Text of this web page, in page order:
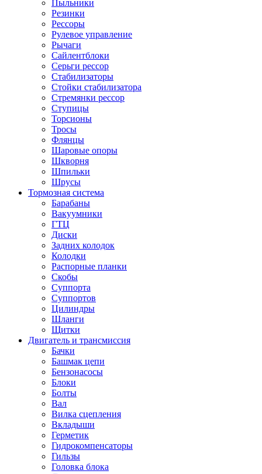
Пыльники
Резинки
Рессоры
Рулевое управление
Рычаги
Сайлентблоки
Серьги рессор
Стабилизаторы
Стойки стабилизатора
Стремянки рессор
Ступицы
Торсионы
Тросы
Флянцы
Шаровые опоры
Шкворня
Шпильки
Шрусы
Тормозная система
Барабаны
Вакуумники
ГТЦ
Диски
Задних колодок
Колодки
Распорные планки
Скобы
Суппорта
Суппортов
Цилиндры
Шланги
Щитки
Двигатель и трансмиссия
Бачки
Башмак цепи
Бензонасосы
Блоки
Болты
Вал
Вилка сцепления
Вкладыши
Герметик
Гидрокомпенсаторы
Гильзы
Головка блока